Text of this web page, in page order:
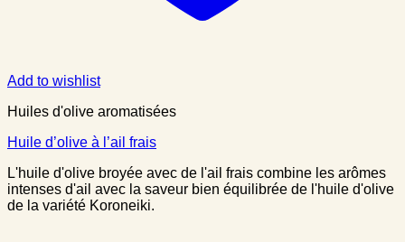
Add to wishlist
Huiles d'olive aromatisées
Huile d’olive à l’ail frais
L'huile d'olive broyée avec de l'ail frais combine les arômes
intenses d'ail avec la saveur bien équilibrée de l'huile d'olive
de la variété Koroneiki.